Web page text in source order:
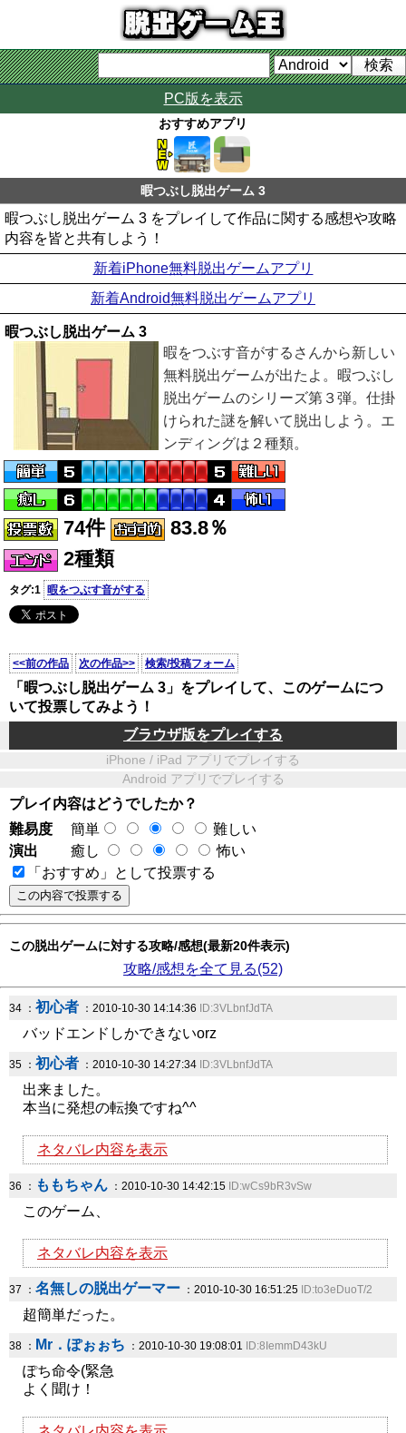
PC版を表示
おすすめアプリ
暇つぶし脱出ゲーム 3
暇つぶし脱出ゲーム 3 をプレイして作品に関する感想や攻略
内容を皆と共有しよう！
新着iPhone無料脱出ゲームアプリ
新着Android無料脱出ゲームアプリ
暇つぶし脱出ゲーム 3
暇をつぶす音がするさんから新しい
無料脱出ゲームが出たよ。暇つぶし
脱出ゲームのシリーズ第３弾。仕掛
けられた謎を解いて脱出しよう。エ
ンディングは２種類。
74件
83.8％
2種類
タグ:1 暇をつぶす音がする
<<前の作品 次の作品>> 検索/投稿フォーム
「暇つぶし脱出ゲーム 3」をプレイして、このゲームにつ
いて投票してみよう！
ブラウザ版をプレイする
iPhone / iPad アプリでプレイする
Android アプリでプレイする
プレイ内容はどうでしたか？
難易度
簡単
難しい
演出
癒し
怖い
「おすすめ」として投票する
この脱出ゲームに対する攻略/感想(最新20件表示)
攻略/感想を全て見る(52)
34 ： 初心者 ：2010-10-30 14:14:36 ID:3VLbnfJdTA
バッドエンドしかできないorz
35 ： 初心者 ：2010-10-30 14:27:34 ID:3VLbnfJdTA
出来ました。
本当に発想の転換ですね^^
ネタバレ内容を表示
36 ： ももちゃん ：2010-10-30 14:42:15 ID:wCs9bR3vSw
このゲーム、
ネタバレ内容を表示
37 ： 名無しの脱出ゲーマー ：2010-10-30 16:51:25 ID:to3eDuoT/2
超簡単だった。
38 ： Mr．ぽぉぉち ：2010-10-30 19:08:01 ID:8IemmD43kU
ぽち命令(緊急
よく聞け！